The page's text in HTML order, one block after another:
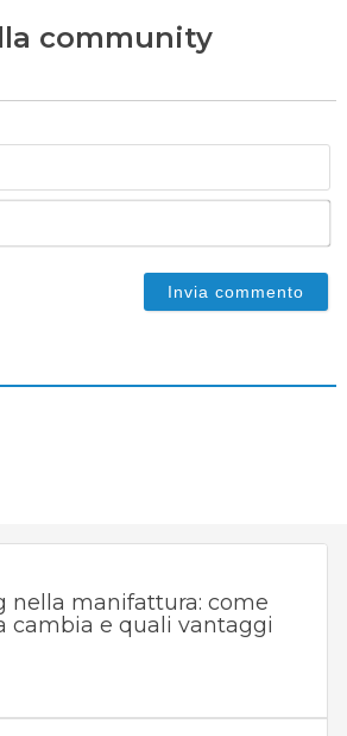
community
nella manifattura: come
cambia e quali vantaggi